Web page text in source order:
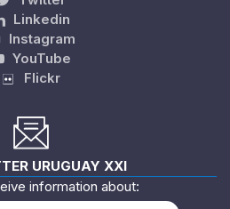
Linkedin
Instagram
YouTube
Flickr
URUGUAY XXI
information about: